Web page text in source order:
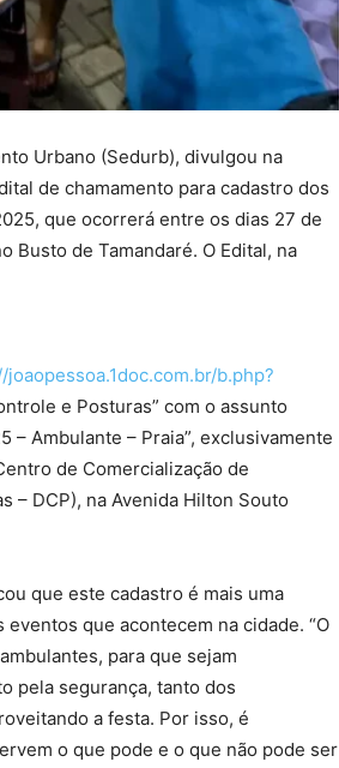
Urbano (Sedurb), divulgou na
de chamamento para cadastro dos
que ocorrerá entre os dias 27 de
Busto de Tamandaré. O Edital, na
joaopessoa.1doc.com.br/b.php?
e Posturas” com o assunto
– Ambulante – Praia”, exclusivamente
de Comercialização de
– DCP), na Avenida Hilton Souto
que este cadastro é mais uma
que acontecem na cidade. “O
para que sejam
pela segurança, tanto dos
a festa. Por isso, é
o que pode e o que não pode ser